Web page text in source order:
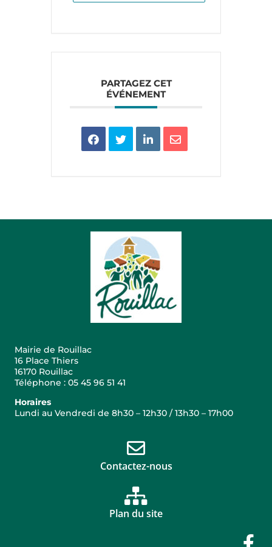
PARTAGEZ CET
ÉVÉNEMENT
Mairie de Rouillac
16 Place Thiers
16170 Rouillac
Téléphone : 05 45 96 51 41
Horaires
Lundi au Vendredi de 8h30 – 12h30 / 13h30 – 17h00
Contactez-nous
Plan du site